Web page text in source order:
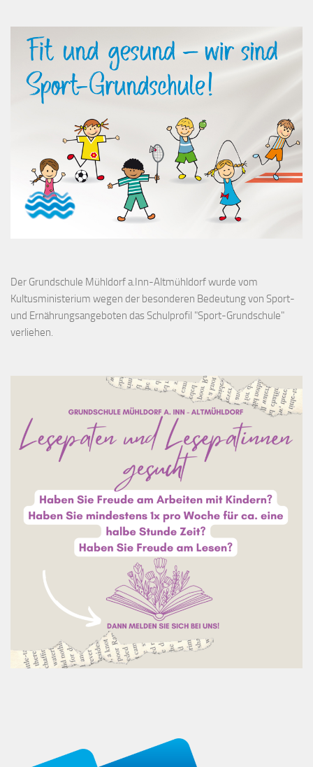
Der Grundschule Mühldorf a.Inn-Altmühldorf wurde vom
Kultusministerium wegen der besonderen Bedeutung von Sport-
und Ernährungsangeboten das Schulprofil "Sport-Grundschule"
verliehen.